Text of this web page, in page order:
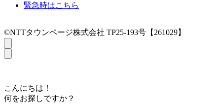
緊急時はこちら
©NTTタウンページ株式会社 TP25-193号【261029】
こんにちは！
何をお探しですか？